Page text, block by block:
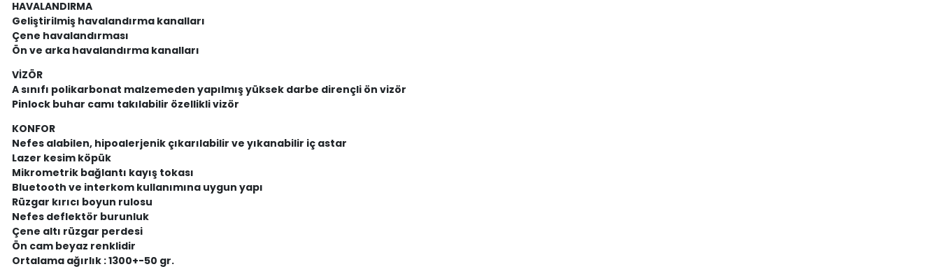
HAVALANDIRMA
Geliştirilmiş havalandırma kanalları
Çene havalandırması
Ön ve arka havalandırma kanalları
VİZÖR
A sınıfı polikarbonat malzemeden yapılmış yüksek darbe dirençli ön vizör
Pinlock buhar camı takılabilir özellikli vizör
KONFOR
Nefes alabilen, hipoalerjenik çıkarılabilir ve yıkanabilir iç astar
Lazer kesim köpük
Mikrometrik bağlantı kayış tokası
Bluetooth ve interkom kullanımına uygun yapı
Rüzgar kırıcı boyun rulosu
Nefes deflektör burunluk
Çene altı rüzgar perdesi
Ön cam beyaz renklidir
Ortalama ağırlık : 1300+-50 gr.